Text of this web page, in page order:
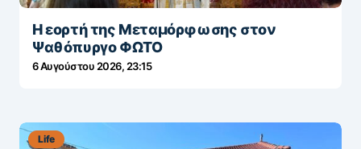
Η εορτή της Μεταμόρφωσης στον
Ψαθόπυργο ΦΩΤΟ
6 Αυγούστου 2026, 23:15
Life